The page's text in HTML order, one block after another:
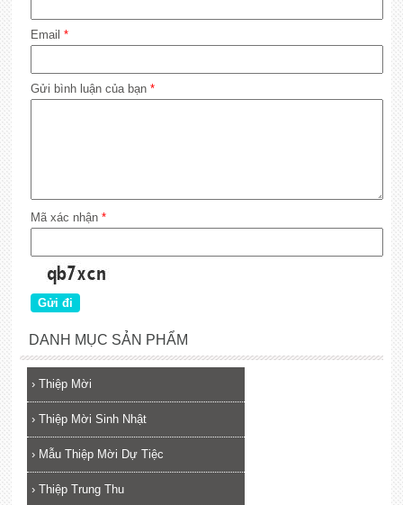
Email *
Gửi bình luận của bạn *
Mã xác nhận *
DANH MỤC SẢN PHẨM
› Thiệp Mời
› Thiệp Mời Sinh Nhật
› Mẫu Thiệp Mời Dự Tiệc
› Thiệp Trung Thu